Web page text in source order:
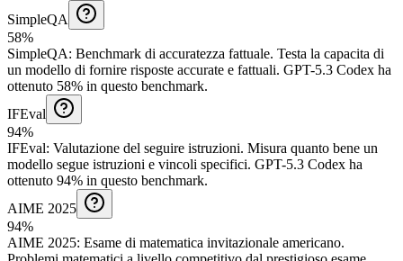
SimpleQA
58%
SimpleQA: Benchmark di accuratezza fattuale. Testa la capacita di
un modello di fornire risposte accurate e fattuali. GPT-5.3 Codex ha
ottenuto 58% in questo benchmark.
IFEval
94%
IFEval: Valutazione del seguire istruzioni. Misura quanto bene un
modello segue istruzioni e vincoli specifici. GPT-5.3 Codex ha
ottenuto 94% in questo benchmark.
AIME 2025
94%
AIME 2025: Esame di matematica invitazionale americano.